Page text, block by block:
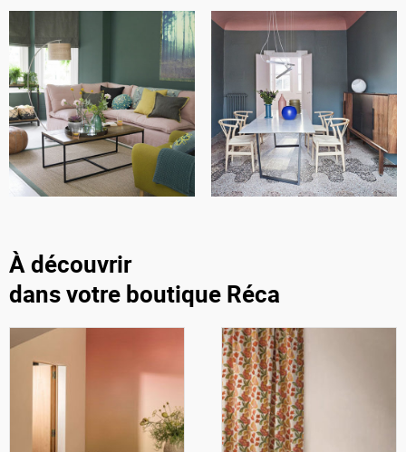
À découvrir
dans votre boutique Réca